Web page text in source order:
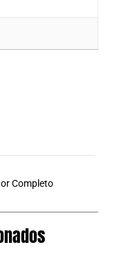
Completo